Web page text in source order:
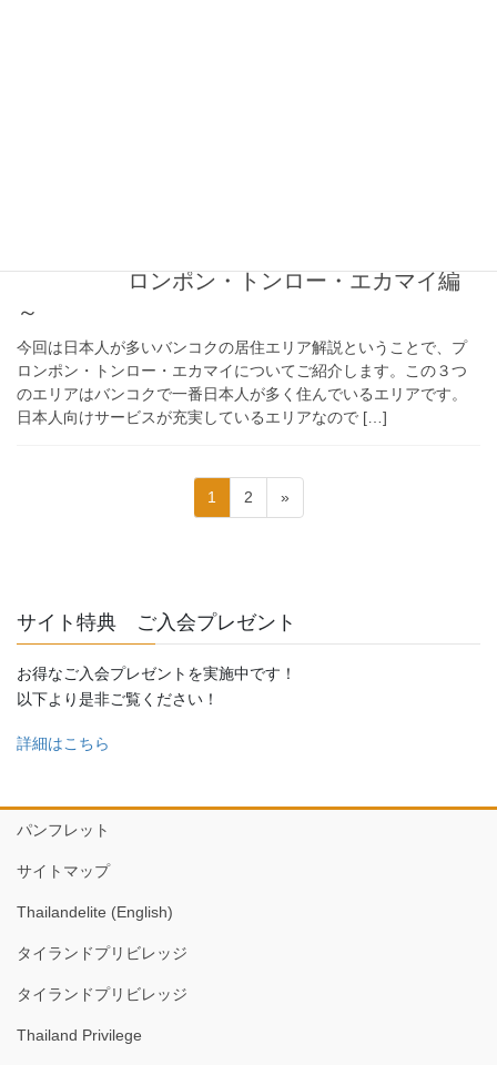
ロンポン・トンロー・エカマイ編
～
今回は日本人が多いバンコクの居住エリア解説ということで、プ
ロンポン・トンロー・エカマイについてご紹介します。この３つ
のエリアはバンコクで一番日本人が多く住んでいるエリアです。
日本人向けサービスが充実しているエリアなので […]
ゲ
ー
シ
ン
固
定
1
固
定
2 »
サイト特典 ご入会プレゼント
お得なご入会プレゼントを実施中です！
以下より是非ご覧ください！
詳細はこちら
パンフレット
サイトマップ
Thailandelite (English)
タイランドプリビレッジ
タイランドプリビレッジ
Thailand Privilege